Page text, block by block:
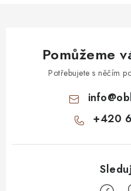
Pomůžeme
Potřebujete s něčím
info@
+420